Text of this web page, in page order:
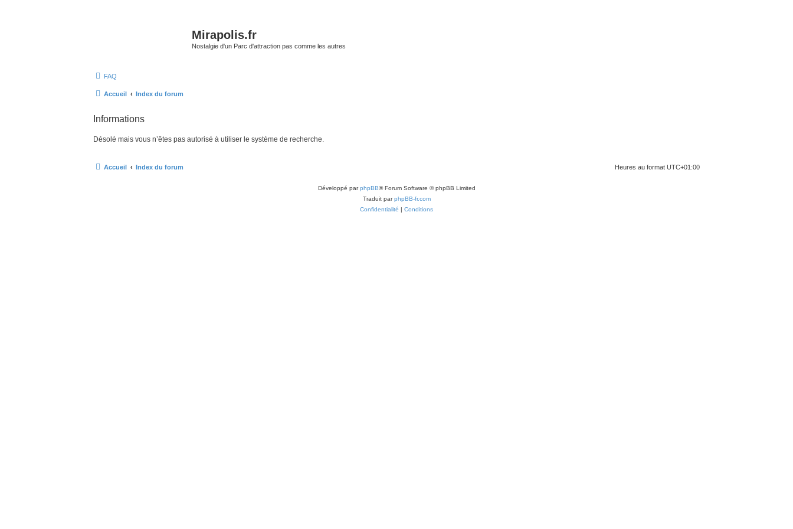
Mirapolis.fr
Nostalgie d'un Parc d'attraction pas comme les autres
FAQ
Accueil Index du forum
Informations
Désolé mais vous n’êtes pas autorisé à utiliser le système de recherche.
Accueil Index du forum Heures au format UTC+01:00
Développé parphpBB® Forum Software © phpBB Limited
Traduit parphpBB-fr.com
Confidentialité | Conditions